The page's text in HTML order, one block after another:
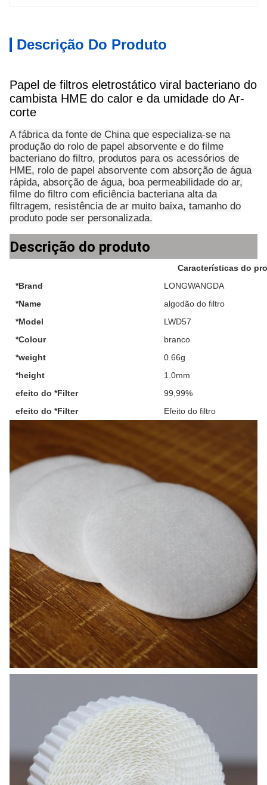
Descrição Do Produto
Papel de filtros eletrostático viral bacteriano do
cambista HME do calor e da umidade do Ar-
corte
A fábrica da fonte de China que especializa-se na
produção do rolo de papel absorvente e do filme
bacteriano do filtro, produtos para os acessórios de
HME, rolo de papel absorvente com absorção de água
rápida, absorção de água, boa permeabilidade do ar,
filme do filtro com eficiência bacteriana alta da
filtragem, resistência de ar muito baixa, tamanho do
produto pode ser personalizada.
Descrição do produto
Características do
*Brand
LONGWANGDA
*Name
algodão do filtro
*Model
LWD57
*Colour
branco
*weight
0.66g
*height
1.0mm
efeito do *Filter
99,99%
efeito do *Filter
Efeito do filtro